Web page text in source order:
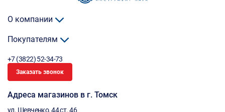
О компании
Покупателям
+7 (3822) 52-34-73
Заказать звонок
Адреса магазинов в г. Томск
ул. Шевченко, 44 ст. 46